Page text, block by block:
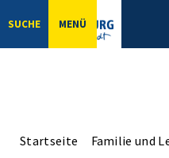
SUCHE MENÜ
Startseite Familie und